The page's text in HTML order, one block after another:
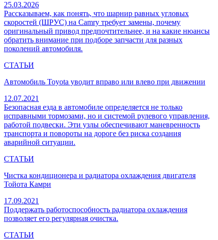
25.03.2026
Рассказываем, как понять, что шарнир равных угловых
скоростей (ШРУС) на Camry требует замены, почему
оригинальный привод предпочтительнее, и на какие нюансы
обратить внимание при подборе запчасти для разных
поколений автомобиля.
СТАТЬИ
Автомобиль Toyota уводит вправо или влево при движении
12.07.2021
Безопасная езда в автомобиле определяется не только
исправными тормозами, но и системой рулевого управления,
работой подвески. Эти узлы обеспечивают маневренность
транспорта и повороты на дороге без риска создания
аварийной ситуации.
СТАТЬИ
Чистка кондиционера и радиатора охлаждения двигателя
Тойота Камри
17.09.2021
Поддержать работоспособность радиатора охлаждения
позволяет его регулярная очистка.
СТАТЬИ